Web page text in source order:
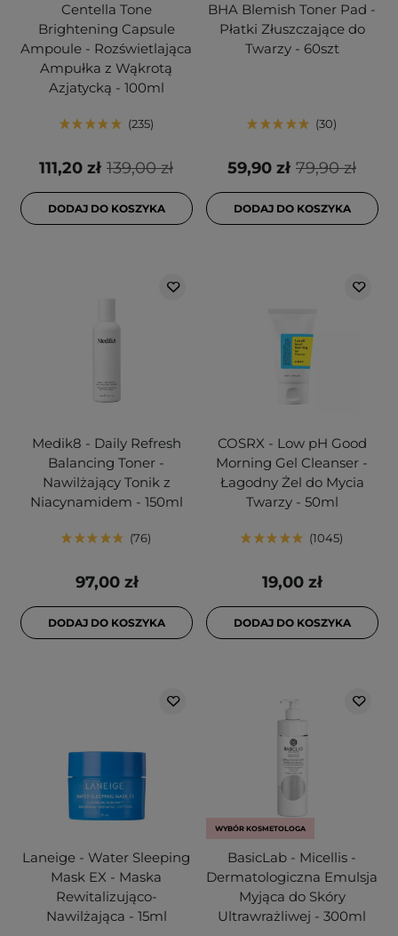
Centella Tone
Brightening Capsule
Ampoule - Rozświetlająca
Ampułka z Wąkrotą
Azjatycką - 100ml
235
139,00 zł
111,20 zł
DODAJ DO KOSZYKA
BHA Blemish Toner Pad -
Płatki Złuszczające do
Twarzy - 60szt
30
79,90 zł
59,90 zł
DODAJ DO KOSZYKA
Medik8 - Daily Refresh
Balancing Toner -
Nawilżający Tonik z
Niacynamidem - 150ml
76
97,00 zł
DODAJ DO KOSZYKA
COSRX - Low pH Good
Morning Gel Cleanser -
Łagodny Żel do Mycia
Twarzy - 50ml
1045
19,00 zł
DODAJ DO KOSZYKA
Laneige - Water Sleeping
Mask EX - Maska
Rewitalizująco-
Nawilżająca - 15ml
WYBÓR KOSMETOLOGA
BasicLab - Micellis -
Dermatologiczna Emulsja
Myjąca do Skóry
Ultrawrażliwej - 300ml